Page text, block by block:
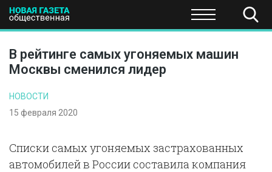
ПОЛИТИКА ЭКОНОМИКА НАУКА И
В рейтинге самых угоняемых машин
Москвы сменился лидер
НОВОСТИ
15 февраля 2020
Списки самых угоняемых застрахованных
автомобилей в России составила компания